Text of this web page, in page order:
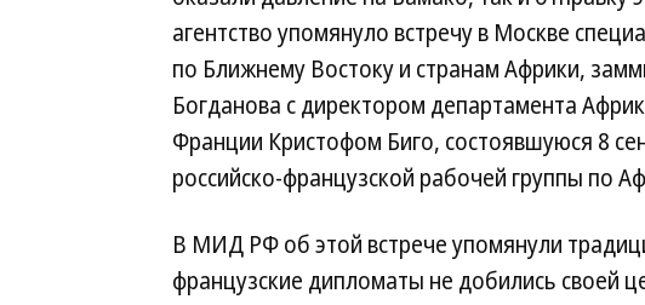
агентство упомянуло встречу в Москве
по Ближнему Востоку и странам Африки,
Богданова с директором департамента
Франции Кристофом Биго, состоявшуюся 8
российско-французской рабочей группы по
В МИД РФ об этой встрече упомянули
французские дипломаты не добились своей